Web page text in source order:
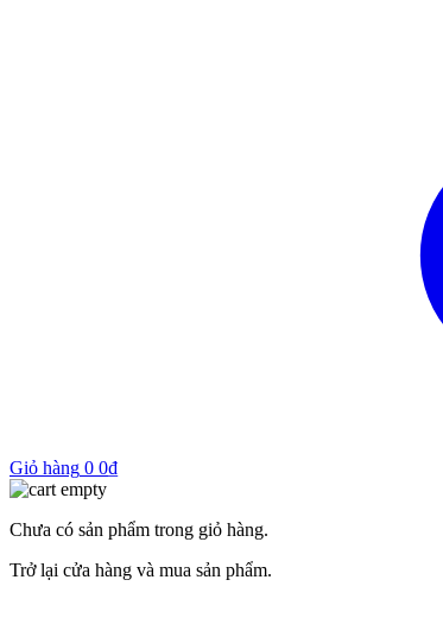
Giỏ hàng 0 0₫
Chưa có sản phẩm trong giỏ hàng.
Trở lại cửa hàng và mua sản phẩm.